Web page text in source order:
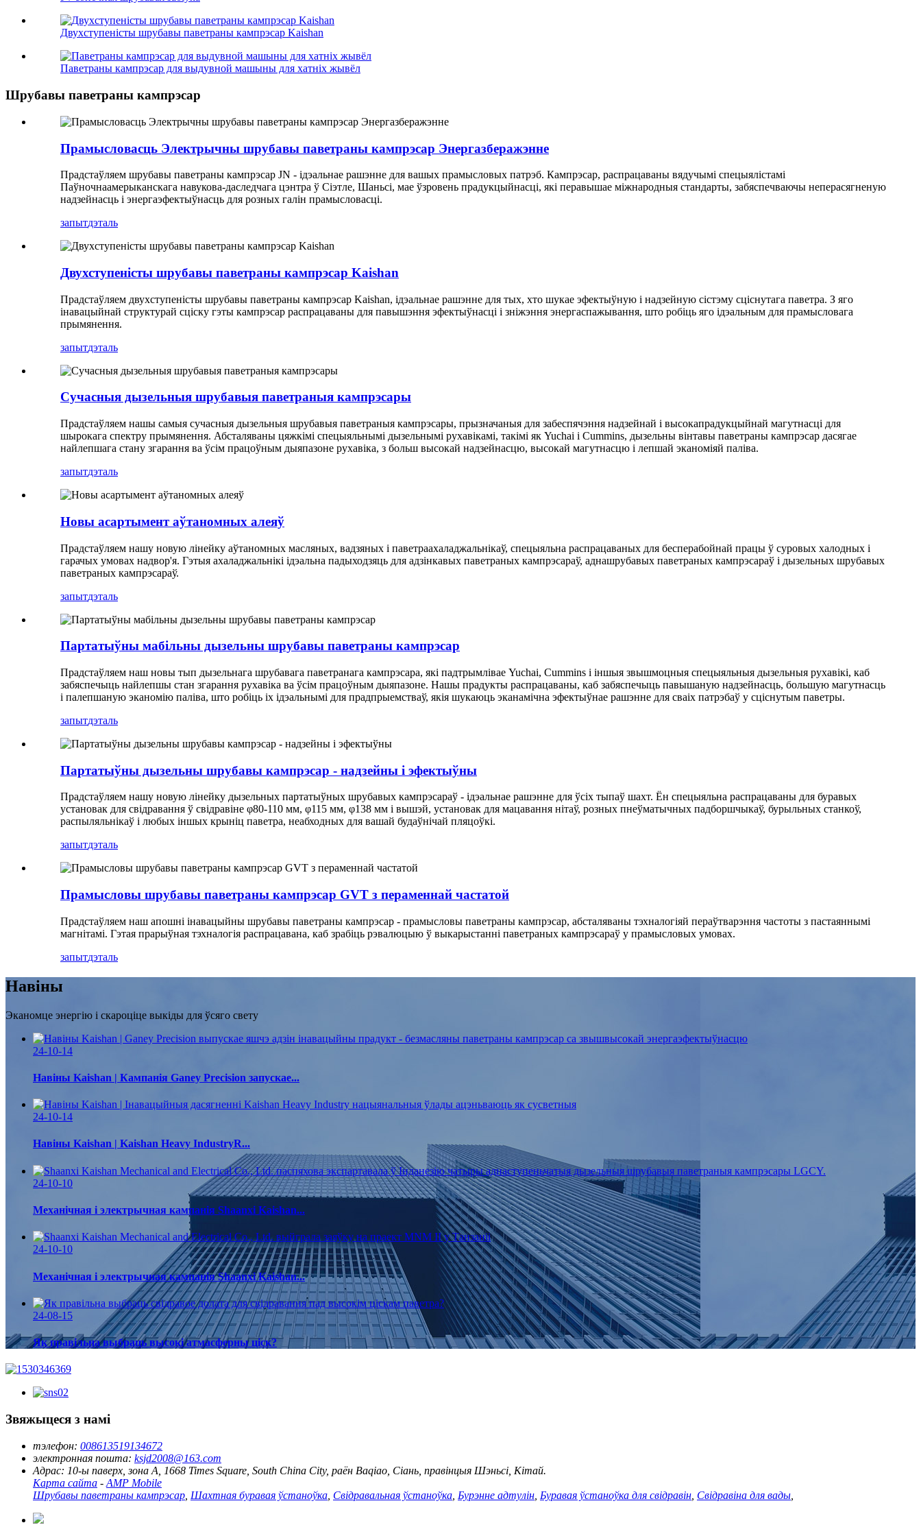
Двухступеністы шрубавы паветраны кампрэсар Kaishan
Паветраны кампрэсар для выдувной машыны для хатніх жывёл
Шрубавы паветраны кампрэсар
Прамысловасць Электрычны шрубавы паветраны кампрэсар Энергазберажэнне
Прадстаўляем шрубавы паветраны кампрэсар JN - ідэальнае рашэнне для вашых прамысловых патрэб. Кампрэсар, распрацаваны вядучымі спецыялістамі
Паўночнаамерыканскага навукова-даследчага цэнтра ў Сіэтле, Шаньсі, мае ўзровень прадукцыйнасці, які перавышае міжнародныя стандарты, забяспечваючы неперасягненую
надзейнасць і энергаэфектыўнасць для розных галін прамысловасці.
запытдэталь
Двухступеністы шрубавы паветраны кампрэсар Kaishan
Прадстаўляем двухступеністы шрубавы паветраны кампрэсар Kaishan, ідэальнае рашэнне для тых, хто шукае эфектыўную і надзейную сістэму сціснутага паветра. З яго
інавацыйнай структурай сціску гэты кампрэсар распрацаваны для павышэння эфектыўнасці і зніжэння энергаспажывання, што робіць яго ідэальным для прамысловага
прымянення.
запытдэталь
Сучасныя дызельныя шрубавыя паветраныя кампрэсары
Прадстаўляем нашы самыя сучасныя дызельныя шрубавыя паветраныя кампрэсары, прызначаныя для забеспячэння надзейнай і высокапрадукцыйнай магутнасці для
шырокага спектру прымянення. Абсталяваны цяжкімі спецыяльнымі дызельнымі рухавікамі, такімі як Yuchai і Cummins, дызельны вінтавы паветраны кампрэсар дасягае
найлепшага стану згарання ва ўсім працоўным дыяпазоне рухавіка, з больш высокай надзейнасцю, высокай магутнасцю і лепшай эканоміяй паліва.
запытдэталь
Новы асартымент аўтаномных алеяў
Прадстаўляем нашу новую лінейку аўтаномных масляных, вадзяных і паветраахаладжальнікаў, спецыяльна распрацаваных для бесперабойнай працы ў суровых халодных і
гарачых умовах надвор'я. Гэтыя ахаладжальнікі ідэальна падыходзяць для адзінкавых паветраных кампрэсараў, аднашрубавых паветраных кампрэсараў і дызельных шрубавых
паветраных кампрэсараў.
запытдэталь
Партатыўны мабільны дызельны шрубавы паветраны кампрэсар
Прадстаўляем наш новы тып дызельнага шрубавага паветранага кампрэсара, які падтрымлівае Yuchai, Cummins і іншыя звышмоцныя спецыяльныя дызельныя рухавікі, каб
забяспечыць найлепшы стан згарання рухавіка ва ўсім працоўным дыяпазоне. Нашы прадукты распрацаваны, каб забяспечыць павышаную надзейнасць, большую магутнасць
і палепшаную эканомію паліва, што робіць іх ідэальнымі для прадпрыемстваў, якія шукаюць эканамічна эфектыўнае рашэнне для сваіх патрэбаў у сціснутым паветры.
запытдэталь
Партатыўны дызельны шрубавы кампрэсар - надзейны і эфектыўны
Прадстаўляем нашу новую лінейку дызельных партатыўных шрубавых кампрэсараў - ідэальнае рашэнне для ўсіх тыпаў шахт. Ён спецыяльна распрацаваны для буравых
установак для свідравання ў свідравіне φ80-110 мм, φ115 мм, φ138 мм і вышэй, установак для мацавання нітаў, розных пнеўматычных падборшчыкаў, бурыльных станкоў,
распыляльнікаў і любых іншых крыніц паветра, неабходных для вашай будаўнічай пляцоўкі.
запытдэталь
Прамысловы шрубавы паветраны кампрэсар GVT з пераменнай частатой
Прадстаўляем наш апошні інавацыйны шрубавы паветраны кампрэсар - прамысловы паветраны кампрэсар, абсталяваны тэхналогіяй пераўтварэння частоты з пастаяннымі
магнітамі. Гэтая прарыўная тэхналогія распрацавана, каб зрабіць рэвалюцыю ў выкарыстанні паветраных кампрэсараў у прамысловых умовах.
запытдэталь
Навіны
Эканомце энергію і скароціце выкіды для ўсяго свету
24-10-14
Навіны Kaishan | Кампанія Ganey Precision запускае...
24-10-14
Навіны Kaishan | Kaishan Heavy IndustryR...
24-10-10
Механічная і электрычная кампанія Shaanxi Kaishan...
24-10-10
Механічная і электрычная кампанія Shaanxi Kaishan...
24-08-15
Як правільна выбраць высокі атмасферны ціск?
Звяжыцеся з намі
тэлефон: 008613519134672
электронная пошта: ksjd2008@163.com
Адрас: 10-ы паверх, зона A, 1668 Times Square, South China City, раён Baqiao, Сіань, правінцыя Шэньсі, Кітай.
Карта сайта - AMP Mobile
Шрубавы паветраны кампрэсар Шахтная буравая ўстаноўка Свідравальная ўстаноўка Бурэнне адтулін Буравая ўстаноўка для свідравін Свідравіна для вады